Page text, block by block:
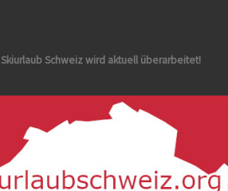
Skiurlaub Schweiz wird aktuell überarbeitet!